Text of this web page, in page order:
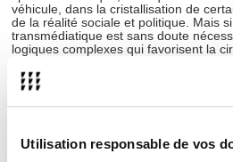
Utilisation responsable de vos
véhicule, dans la cristallisation de
de la réalité sociale et politique. Mais
transmédiatique est sans doute
logiques complexes qui favorisent la
autour de certains sujets, opinions et
particulière doit être accordée aux
propulsant ces phénomènes. En
émotions et réactions pour mettre en